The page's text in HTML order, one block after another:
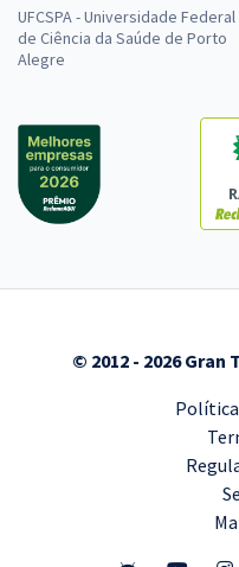
UFCSPA - Universidade Federal
de Ciência da Saúde de Porto
Alegre
© 2012 - 2026 Gran
Política